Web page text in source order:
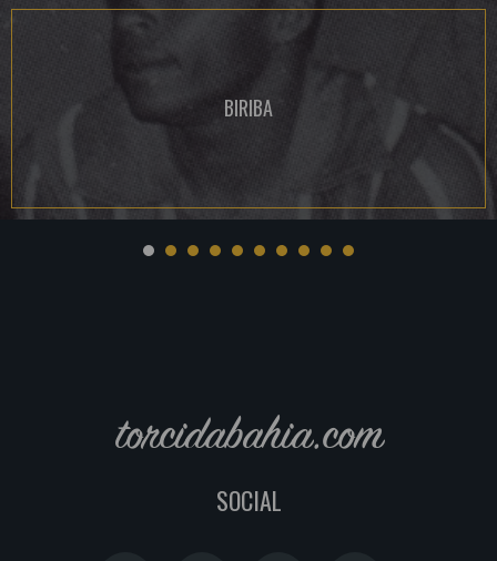
BIRIBA
torcidabahia.com
SOCIAL